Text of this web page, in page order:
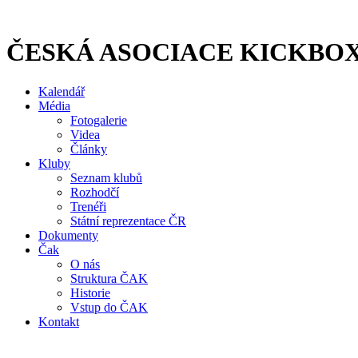
obsahu
ČESKÁ ASOCIACE
Kalendář
Média
Fotogalerie
Videa
Články
Kluby
Seznam klubů
Rozhodčí
Trenéři
Státní reprezentace ČR
Dokumenty
Čak
O nás
Struktura ČAK
Historie
Vstup do ČAK
Kontakt